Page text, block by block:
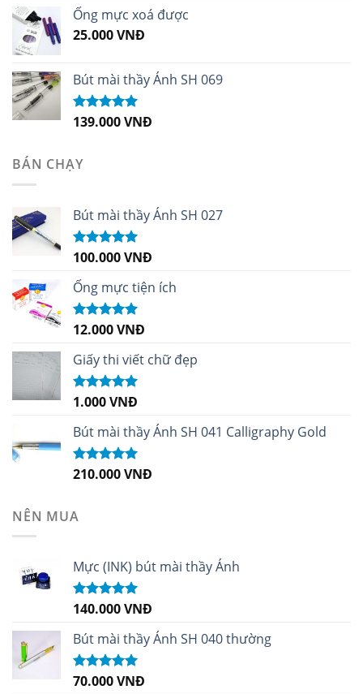
sao
Ống mực xoá được
25.000VNĐ
Bút mài thầy Ánh SH 069
Được xếp
139.000VNĐ
BÁN CHẠY
Bút mài thầy Ánh SH 027
Được xếp
sao
100.000VNĐ
Ống mực tiện ích
Được xếp
sao
12.000VNĐ
Giấy thi viết chữ đẹp
Được xếp
sao
1.000VNĐ
Bút mài thầy Ánh SH 041 Calligraphy Gold
Được xếp
210.000VNĐ
NÊN MUA
Mực (INK) bút mài thầy Ánh
Được xếp
sao
140.000VNĐ
Bút mài thầy Ánh SH 040 thường
Được xếp
70.000VNĐ